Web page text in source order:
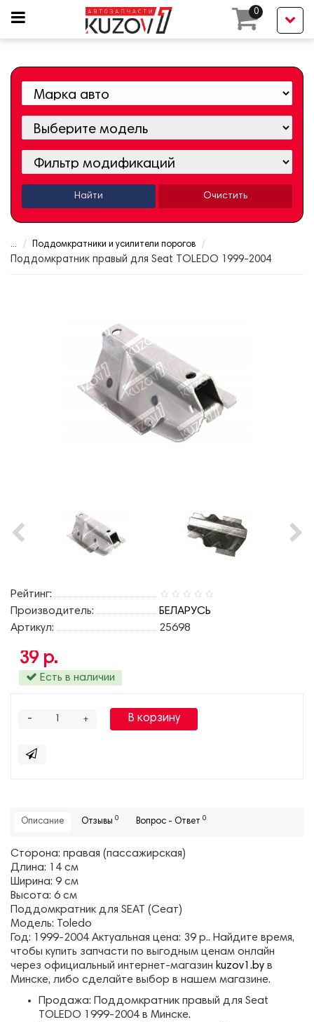
0
Найти Очистить
... Поддомкратники и усилители порогов
Поддомкратник правый для Seat TOLEDO 1999-2004
Рейтинг:
Производитель:
БЕЛАРУСЬ
Артикул:
25698
39 р.
Есть в наличии
+
- В корзину
Описание Отзывы 0 Вопрос - Ответ 0
Сторона: правая (пассажирская)
Длина: 14 см
Ширина: 9 см
Высота: 6 см
Поддомкратник для SEAT (Сеат)
Модель: Toledo
Год: 1999-2004 Актуальная цена: 39 р.. Найдите время,
чтобы купить запчасти по выгодным ценам онлайн
через официальный интернет-магазин kuzov1.by в
Минске, либо сделайте выбор в нашем магазине.
Продажа: Поддомкратник правый для Seat
TOLEDO 1999-2004 в Минске.